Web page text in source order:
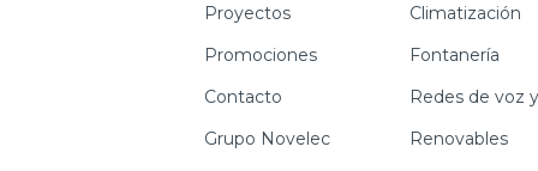
Proyectos
Promociones
Contacto
Grupo Novelec
Climatización
Fontanería
Redes de voz
Renovables